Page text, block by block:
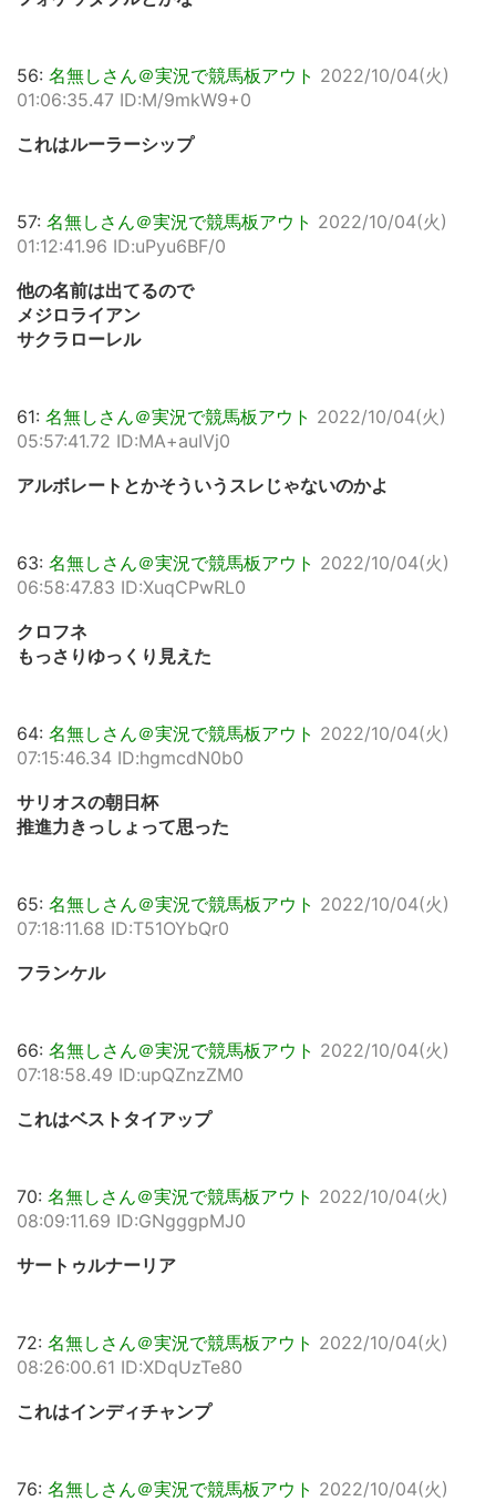
56: 名無しさん＠実況で競馬板アウト 2022/10/04(火)
01:06:35.47 ID:M/9mkW9+0
これはルーラーシップ
57: 名無しさん＠実況で競馬板アウト 2022/10/04(火)
01:12:41.96 ID:uPyu6BF/0
他の名前は出てるので
メジロライアン
サクラローレル
61: 名無しさん＠実況で競馬板アウト 2022/10/04(火)
05:57:41.72 ID:MA+auIVj0
アルボレートとかそういうスレじゃないのかよ
63: 名無しさん＠実況で競馬板アウト 2022/10/04(火)
06:58:47.83 ID:XuqCPwRL0
クロフネ
もっさりゆっくり見えた
64: 名無しさん＠実況で競馬板アウト 2022/10/04(火)
07:15:46.34 ID:hgmcdN0b0
サリオスの朝日杯
推進力きっしょって思った
65: 名無しさん＠実況で競馬板アウト 2022/10/04(火)
07:18:11.68 ID:T51OYbQr0
フランケル
66: 名無しさん＠実況で競馬板アウト 2022/10/04(火)
07:18:58.49 ID:upQZnzZM0
これはベストタイアップ
70: 名無しさん＠実況で競馬板アウト 2022/10/04(火)
08:09:11.69 ID:GNgggpMJ0
サートゥルナーリア
72: 名無しさん＠実況で競馬板アウト 2022/10/04(火)
08:26:00.61 ID:XDqUzTe80
これはインディチャンプ
76: 名無しさん＠実況で競馬板アウト 2022/10/04(火)